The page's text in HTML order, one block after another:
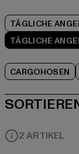
TÄGLICHE
TÄGLICHE
CARGOHOSEN
2 ARTIKEL